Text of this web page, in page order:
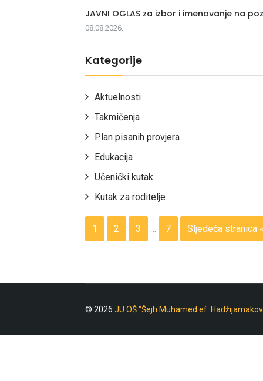
JAVNI OGLAS za izbor i imenovanje na
08.08.2026.
Kategorije
Aktuelnosti
Takmičenja
Plan pisanih provjera
Edukacija
Učenički kutak
Kutak za roditelje
1 2 3 7 Sljedeća stranica
© 2026 JU OŠ "Šejh Muhamed ef.